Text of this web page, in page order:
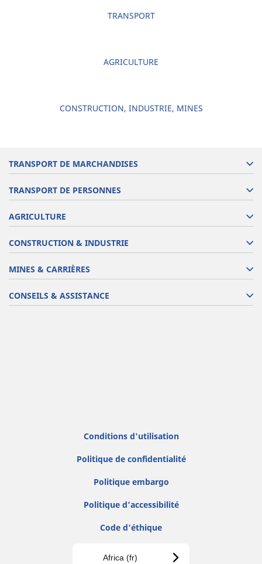
TRANSPORT
AGRICULTURE
CONSTRUCTION, INDUSTRIE, MINES
TRANSPORT DE MARCHANDISES
TRANSPORT DE PERSONNES
AGRICULTURE
CONSTRUCTION & INDUSTRIE
MINES & CARRIÈRES
CONSEILS & ASSISTANCE
Conditions d'utilisation
Politique de confidentialité
Politique embargo
Politique d’accessibilité
Code d'éthique
Africa (fr)